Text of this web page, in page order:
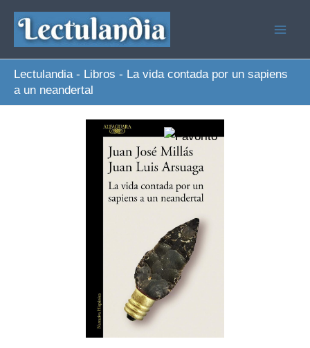
contenido
Lectulandia- Libros - La vida contada por un sapiens
a un neandertal